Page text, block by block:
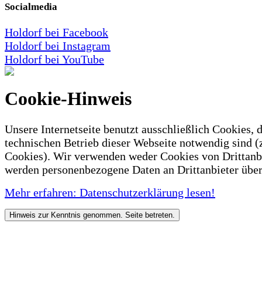
Socialmedia
Holdorf bei Facebook
Holdorf bei Instagram
Holdorf bei YouTube
Cookie-Hinweis
Unsere Internetseite benutzt ausschließlich Cookies,
technischen Betrieb dieser Webseite notwendig sind
Cookies). Wir verwenden weder Cookies von
werden personenbezogene Daten an Drittanbieter
Mehr erfahren: Datenschutzerklärung lesen!
Hinweis zur Kenntnis genommen. Seite betreten.